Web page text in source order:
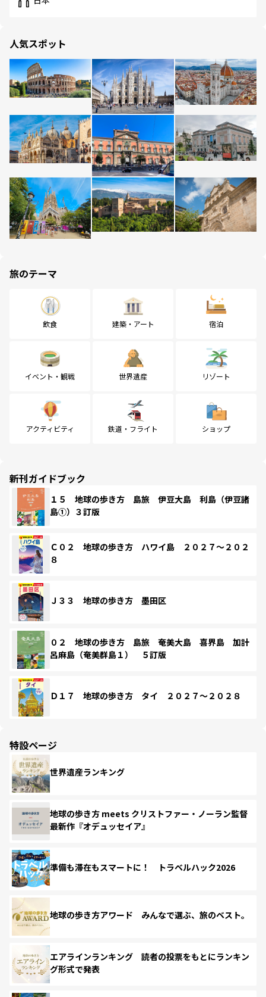
人気スポット
旅のテーマ
飲食 建築・アート 宿泊
イベント・観戦 世界遺産 リゾート
アクティビティ 鉄道・フライト ショップ
新刊ガイドブック
１５ 地球の歩き方 島旅 伊豆大島 利島（伊豆諸
島①）３訂版
Ｃ０２ 地球の歩き方 ハワイ島 ２０２７～２０２
８
Ｊ３３ 地球の歩き方 墨田区
０２ 地球の歩き方 島旅 奄美大島 喜界島 加計
呂麻島（奄美群島１） ５訂版
Ｄ１７ 地球の歩き方 タイ ２０２７～２０２８
特設ページ
世界遺産ランキング
地球の歩き方 meets クリストファー・ノーラン監督
最新作『オデュッセイア』
準備も滞在もスマートに！ トラベルハック2026
地球の歩き方アワード みんなで選ぶ、旅のベスト。
エアラインランキング 読者の投票をもとにランキン
グ形式で発表